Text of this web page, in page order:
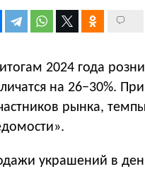
2024 года
на 26−30%.
рынка,
украшений в